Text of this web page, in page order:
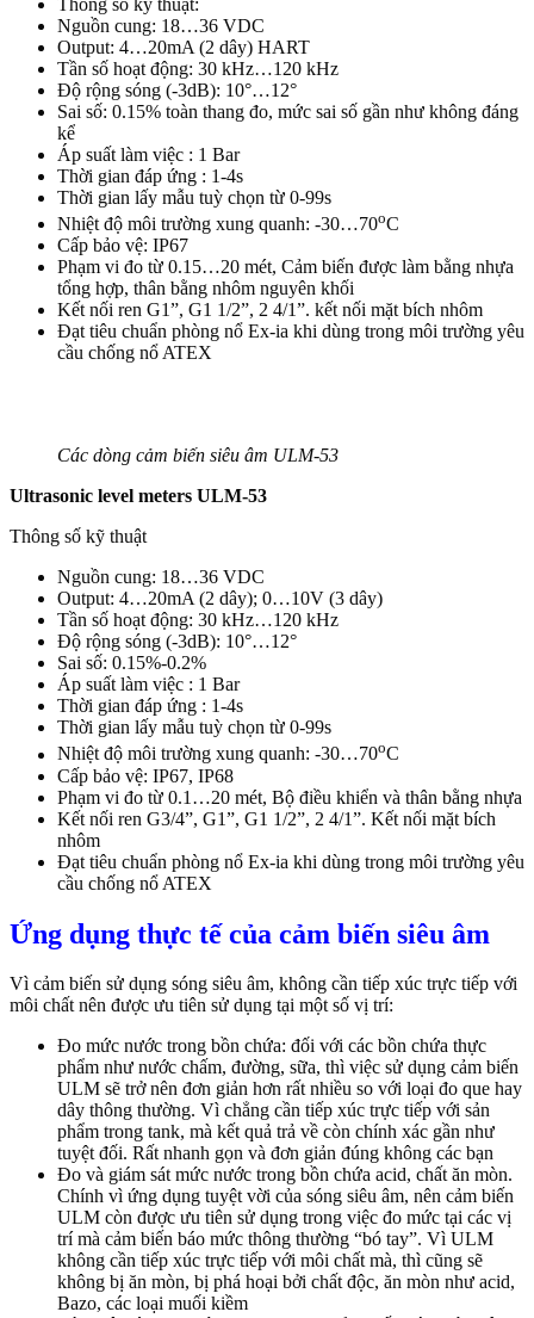
Thông số kỹ thuật:
Nguồn cung: 18…36 VDC
Output: 4…20mA (2 dây) HART
Tần số hoạt động: 30 kHz…120 kHz
Độ rộng sóng (-3dB): 10°…12°
Sai số: 0.15% toàn thang đo, mức sai số gần như không đáng
kể
Áp suất làm việc : 1 Bar
Thời gian đáp ứng : 1-4s
Thời gian lấy mẫu tuỳ chọn từ 0-99s
Nhiệt độ môi trường xung quanh: -30…70oC
Cấp bảo vệ: IP67
Phạm vi đo từ 0.15…20 mét, Cảm biến được làm bằng nhựa
tổng hợp, thân bằng nhôm nguyên khối
Kết nối ren G1”, G1 1/2”, 2 4/1”. kết nối mặt bích nhôm
Đạt tiêu chuẩn phòng nổ Ex-ia khi dùng trong môi trường yêu
cầu chống nổ ATEX
Các dòng cảm biến siêu âm ULM-53
Ultrasonic level meters ULM-53
Thông số kỹ thuật
Nguồn cung: 18…36 VDC
Output: 4…20mA (2 dây); 0…10V (3 dây)
Tần số hoạt động: 30 kHz…120 kHz
Độ rộng sóng (-3dB): 10°…12°
Sai số: 0.15%-0.2%
Áp suất làm việc : 1 Bar
Thời gian đáp ứng : 1-4s
Thời gian lấy mẫu tuỳ chọn từ 0-99s
Nhiệt độ môi trường xung quanh: -30…70oC
Cấp bảo vệ: IP67, IP68
Phạm vi đo từ 0.1…20 mét, Bộ điều khiển và thân bằng nhựa
Kết nối ren G3/4”, G1”, G1 1/2”, 2 4/1”. Kết nối mặt bích
nhôm
Đạt tiêu chuẩn phòng nổ Ex-ia khi dùng trong môi trường yêu
cầu chống nổ ATEX
Ứng dụng thực tế của cảm biến siêu âm
Vì cảm biến sử dụng sóng siêu âm, không cần tiếp xúc trực tiếp với
môi chất nên được ưu tiên sử dụng tại một số vị trí:
Đo mức nước trong bồn chứa: đối với các bồn chứa thực
phẩm như nước chấm, đường, sữa, thì việc sử dụng cảm biến
ULM sẽ trở nên đơn giản hơn rất nhiều so với loại đo que hay
dây thông thường. Vì chẳng cần tiếp xúc trực tiếp với sản
phẩm trong tank, mà kết quả trả về còn chính xác gần như
tuyệt đối. Rất nhanh gọn và đơn giản đúng không các bạn
Đo và giám sát mức nước trong bồn chứa acid, chất ăn mòn.
Chính vì ứng dụng tuyệt vời của sóng siêu âm, nên cảm biến
ULM còn được ưu tiên sử dụng trong việc đo mức tại các vị
trí mà cảm biến báo mức thông thường “bó tay”. Vì ULM
không cần tiếp xúc trực tiếp với môi chất mà, thì cũng sẽ
không bị ăn mòn, bị phá hoại bởi chất độc, ăn mòn như acid,
Bazo, các loại muối kiềm